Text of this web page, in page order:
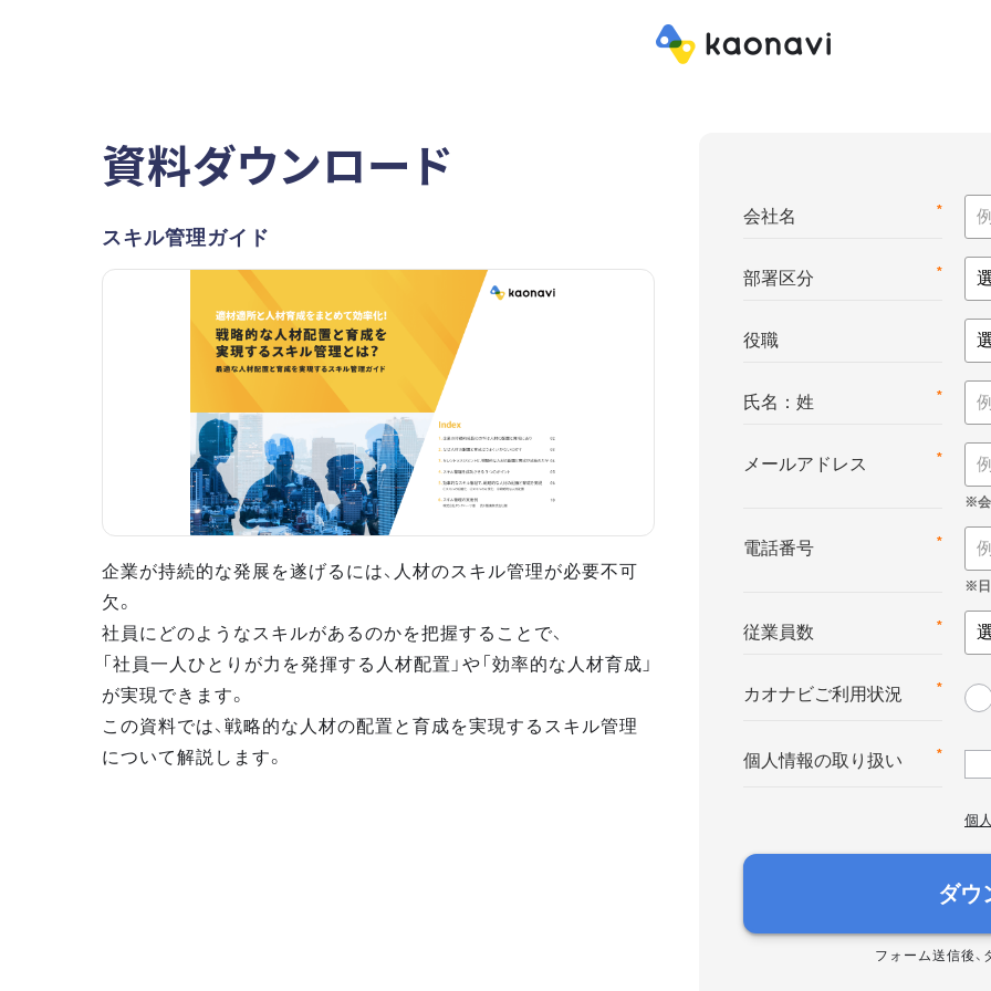
資料ダウンロード
スキル管理ガイド
企業が持続的な発展を遂げるには、人材のスキル管理が必要不可
欠。
社員にどのようなスキルがあるのかを把握することで、
「社員一人ひとりが力を発揮する人材配置」や「効率的な人材育成」
が実現できます。
この資料では、戦略的な人材の配置と育成を実現するスキル管理
について解説します。
*
会社名
*
部署区分
役職
*
氏名：姓
*
メールアドレス
*
電話番号
*
従業員数
*
カオナビご利用状況
*
個人情報の取り扱い
個
ダウ
フォーム送信後